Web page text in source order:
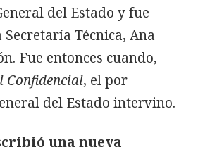
del Estado y fue
Técnica, Ana
Fue entonces cuando,
Confidencial, el por
del Estado intervino.
una nueva